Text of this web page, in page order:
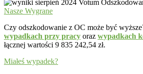
Nasze Wygrane
Czy odszkodowanie z OC może być
wypadkach przy pracy oraz wypadkach
łącznej wartości 9 835 242,54 zł.
Miałeś wypadek?